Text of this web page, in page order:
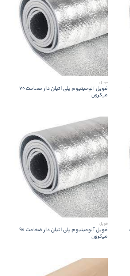
60
فویل
فویل آلومینیوم پلی اتیلن دار ضخامت 70
میکرون
80
فویل
فویل آلومینیوم پلی اتیلن دار ضخامت 90
میکرون